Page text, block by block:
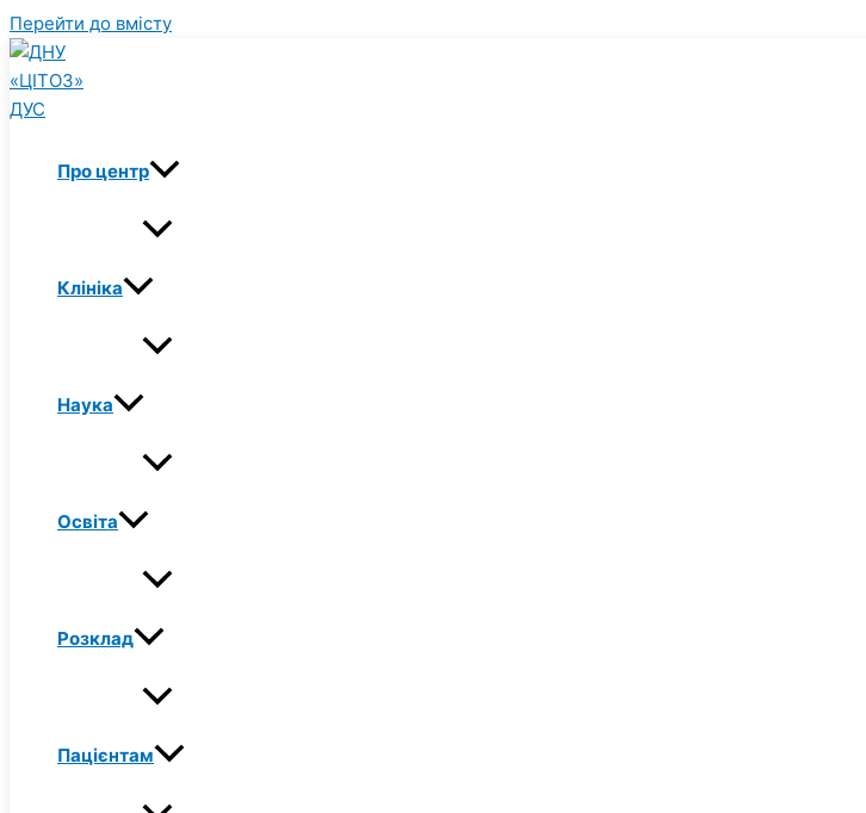
Перейти до вмісту
Про центр
Клініка
Наука
Освіта
Розклад
Пацієнтам